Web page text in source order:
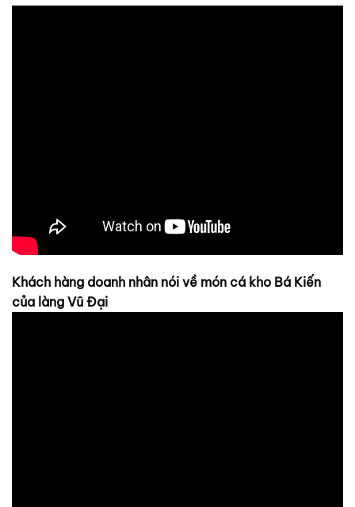
Khách hàng doanh nhân nói về món cá kho Bá Kiến
của làng Vũ Đại